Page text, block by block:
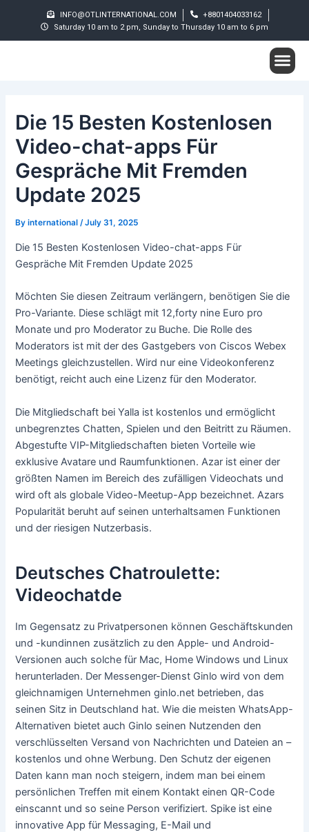
content
INFO@OTLINTERNATIONAL.COM
+8801404033162
Saturday 10 am to 2 pm, Sunday to Thursday 10 am to 6 pm
Die 15 Besten Kostenlosen
Video-chat-apps Für
Gespräche Mit Fremden
Update 2025
Byinternational/July 31, 2025
Die 15 Besten Kostenlosen Video-chat-apps Für
Gespräche Mit Fremden Update 2025
Möchten Sie diesen Zeitraum verlängern, benötigen Sie die
Pro-Variante. Diese schlägt mit 12,forty nine Euro pro
Monate und pro Moderator zu Buche. Die Rolle des
Moderators ist mit der des Gastgebers von Ciscos Webex
Meetings gleichzustellen. Wird nur eine Videokonferenz
benötigt, reicht auch eine Lizenz für den Moderator.
Die Mitgliedschaft bei Yalla ist kostenlos und ermöglicht
unbegrenztes Chatten, Spielen und den Beitritt zu Räumen.
Abgestufte VIP-Mitgliedschaften bieten Vorteile wie
exklusive Avatare und Raumfunktionen. Azar ist einer der
größten Namen im Bereich des zufälligen Videochats und
wird oft als globale Video-Meetup-App bezeichnet. Azars
Popularität beruht auf seinen unterhaltsamen Funktionen
und der riesigen Nutzerbasis.
Deutsches Chatroulette:
Videochatde
Im Gegensatz zu Privatpersonen können Geschäftskunden
und -kundinnen zusätzlich zu den Apple- und Android-
Versionen auch solche für Mac, Home Windows und Linux
herunterladen. Der Messenger-Dienst Ginlo wird von dem
gleichnamigen Unternehmen ginlo.net betrieben, das
seinen Sitz in Deutschland hat. Wie die meisten WhatsApp-
Alternativen bietet auch Ginlo seinen Nutzenden den
verschlüsselten Versand von Nachrichten und Dateien an –
kostenlos und ohne Werbung. Den Schutz der eigenen
Daten kann man noch steigern, indem man bei einem
persönlichen Treffen mit einem Kontakt einen QR-Code
einscannt und so seine Person verifiziert. Spike ist eine
innovative App für Messaging, E-Mail und
navigation